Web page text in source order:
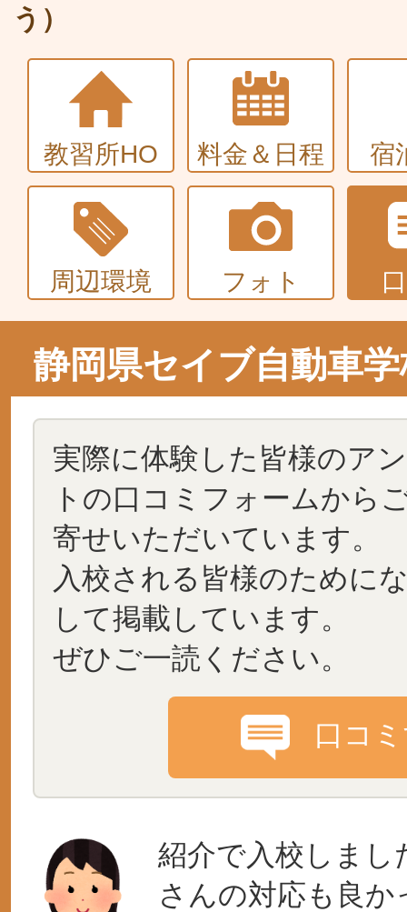
普通車+バイク
同時取得
う）
教習所HO 料金＆日程 宿
周辺環境 フォト
静岡県セイブ自動車
実際に体験した皆様のア
トの口コミフォームから
寄せいただいています。
入校される皆様のために
して掲載しています。
ぜひご一読ください。
口コ
紹介で入校しまし
さんの対応も良